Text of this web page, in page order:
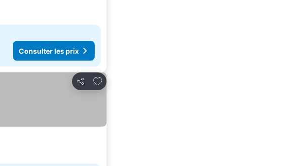
Consulter les prix
Partager
Ajouter à mes favoris